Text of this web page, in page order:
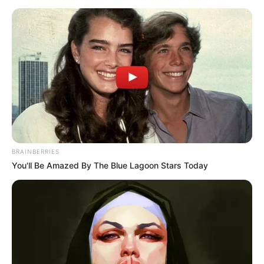
beszélt, hanem arról is, hogy szerinte az új
kormányzat az állami intézményrendszer teljes
átrendezésére készül.
BRAINBERRIES
You'll Be Amazed By The Blue Lagoon Stars Today